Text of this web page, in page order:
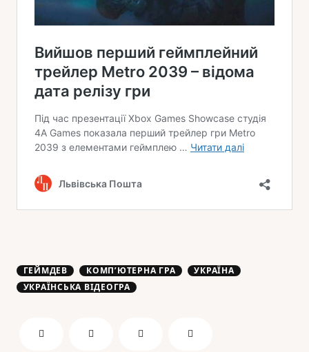
ГЕЙМДЕВ КОМПʼЮТЕРНА ГРА
УКРАЇНА
УКРАЇНСЬКА ВІДЕОГРА